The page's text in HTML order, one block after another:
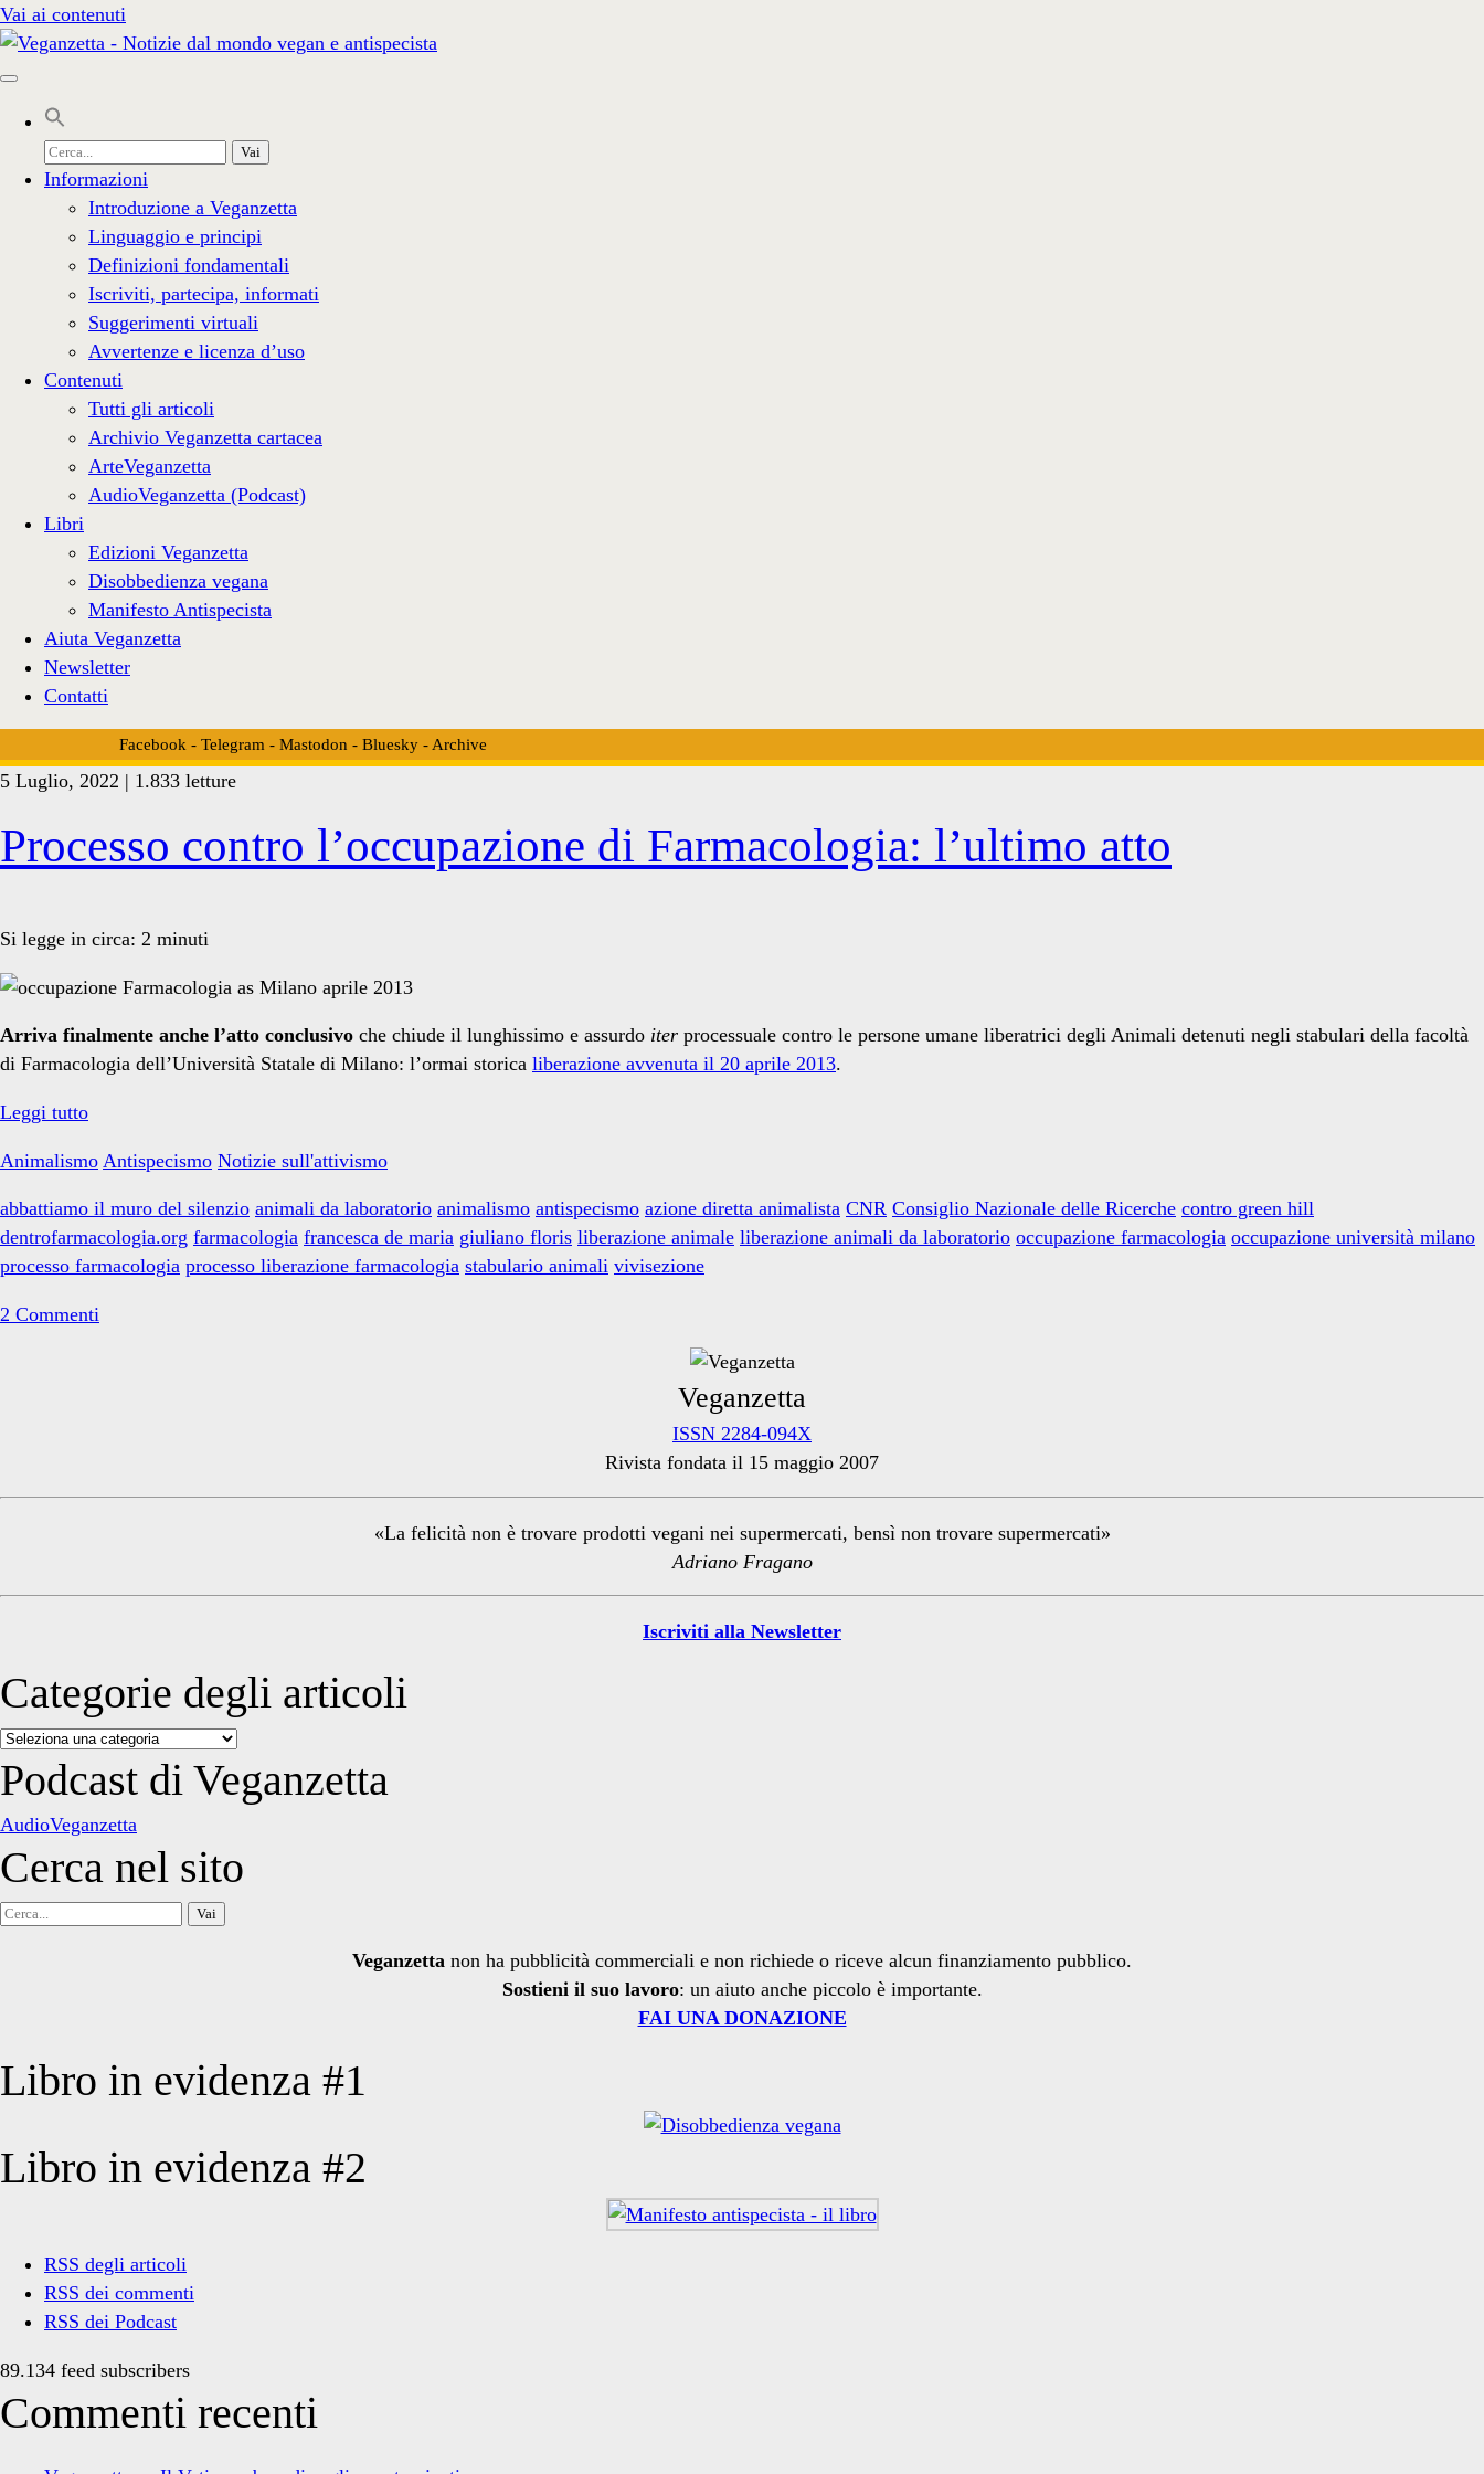
Vai ai contenuti
Cerca
per:
Informazioni
Introduzione a Veganzetta
Linguaggio e principi
Definizioni fondamentali
Iscriviti, partecipa, informati
Suggerimenti virtuali
Avvertenze e licenza d’uso
Contenuti
Tutti gli articoli
Archivio Veganzetta cartacea
ArteVeganzetta
AudioVeganzetta (Podcast)
Libri
Edizioni Veganzetta
Disobbedienza vegana
Manifesto Antispecista
Aiuta Veganzetta
Newsletter
Contatti
Facebook - Telegram - Mastodon - Bluesky- Archive
diretta
animalista</span>
5 Luglio, 2022 | 1.833 letture
Processo contro l’occupazione di Farmacologia: l’ultimo atto
Si legge in circa: 2 minuti
Arriva finalmente anche l’atto conclusivo che chiude il lunghissimo e assurdo iter processuale contro le persone umane liberatrici degli Animali detenuti negli stabulari della facoltà
di Farmacologia dell’Università Statale di Milano: l’ormai storica liberazione avvenuta il 20 aprile 2013.
Leggi tuttoProcesso
l’occupazione
di
Farmacologia:
l’ultimo
Animalismo Antispecismo Notizie sull'attivismo
abbattiamo il muro del silenzio animali da laboratorio animalismo antispecismo azione diretta animalista CNR Consiglio Nazionale delle Ricerche contro green hill
dentrofarmacologia.org farmacologia francesca de maria giuliano floris liberazione animale liberazione animali da laboratorio occupazione farmacologia occupazione università milano
processo farmacologia processo liberazione farmacologia stabulario animali vivisezione
2 Commenti
Sidebar
Veganzetta
ISSN 2284-094X
Rivista fondata il 15 maggio 2007
«La felicità non è trovare prodotti vegani nei supermercati, bensì non trovare supermercati»
Adriano Fragano
Iscriviti alla Newsletter
Categorie degli articoli
Categorie
degli
articoli
Podcast di Veganzetta
AudioVeganzetta
Cerca nel sito
Cerca
Veganzetta non ha pubblicità commerciali e non richiede o riceve alcun finanziamento pubblico.
Sostieni il suo lavoro: un aiuto anche piccolo è importante.
FAI UNA DONAZIONE
Libro in evidenza #1
Libro in evidenza #2
RSS degli articoli
RSS dei commenti
RSS dei Podcast
89.134 feed subscribers
Commenti recenti